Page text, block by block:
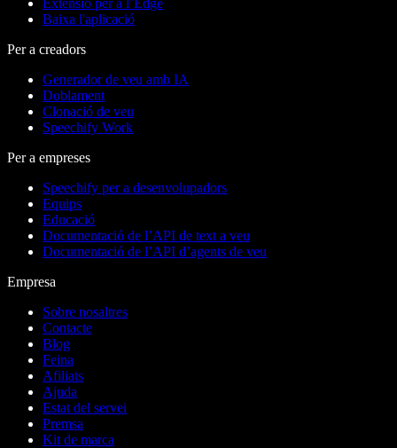
Baixa l'aplicació
Per a creadors
Generador de veu amb IA
Doblament
Clonació de veu
Speechify Work
Per a empreses
Speechify per a desenvolupadors
Equips
Educació
Documentació de l’API de text a veu
Documentació de l’API d’agents de veu
Empresa
Sobre nosaltres
Contacte
Blog
Feina
Afiliats
Ajuda
Estat del servei
Premsa
Kit de marca